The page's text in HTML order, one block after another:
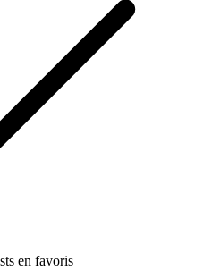
en favoris